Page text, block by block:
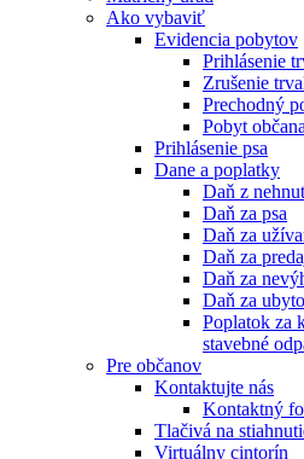
Ako vybaviť
Evidencia pobytov
Prihlásenie
Zrušenie
Prechodný
Pobyt
Prihlásenie psa
Dane a poplatky
Daň z
Daň za psa
Daň za
Daň za
Daň za
Daň za
Poplatok za
stavebné
Pre občanov
Kontaktujte nás
Kontaktný
Tlačivá na
Virtuálny cintorín